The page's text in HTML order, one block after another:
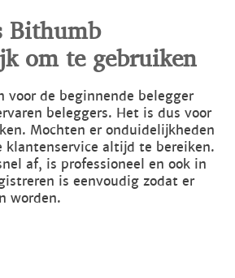
om te gebruiken
voor de beginnende belegger
beleggers. Het is dus voor
Mochten er onduidelijkheden
klantenservice altijd te bereiken.
af, is professioneel en ook in
is eenvoudig zodat er
worden.